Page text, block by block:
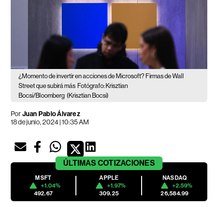
¿Momento de invertir en acciones de Microsoft? Firmas de Wall
Street que subirá más Fotógrafo: Krisztian
Bocsi/Bloomberg (Krisztian Bocsi)
PorJuan Pablo Álvarez
18 de junio, 2024 | 10:35 AM
ÚLTIMAS COTIZACIONES
MSFT
+1.04%
492.67
APPLE
+1.97%
309.25
NASDAQ
+2.59%
26,584.99